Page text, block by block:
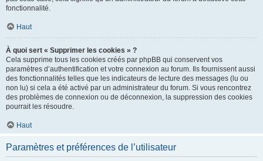
fonctionnalité.
Haut
À quoi sert « Supprimer les cookies » ?
Cela supprime tous les cookies créés par phpBB qui conservent vos
paramètres d’authentification et votre connexion au forum. Ils fournissent aussi
des fonctionnalités telles que les indicateurs de lecture des messages (lu ou
non lu) si cela a été activé par un administrateur du forum. Si vous rencontrez
des problèmes de connexion ou de déconnexion, la suppression des cookies
pourrait les résoudre.
Haut
Paramètres et préférences de l’utilisateur